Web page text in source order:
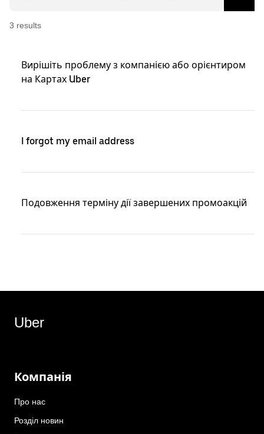
3 results
Вирішіть проблему з компанією або орієнтиром
на Картах Uber
I forgot my email address
Подовження терміну дії завершених промоакцій
Uber
Компанія
Про нас
Розділ новин